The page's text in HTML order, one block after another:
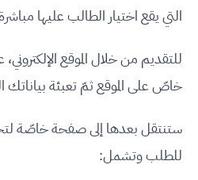
التي يقع اختيار الطالب عليها
للتقديم من خلال الموقع
خاصّ على الموقع ثمّ تعبئة
ستنتقل بعدها إلى صفحة خاصّة
للطلب وتشمل: